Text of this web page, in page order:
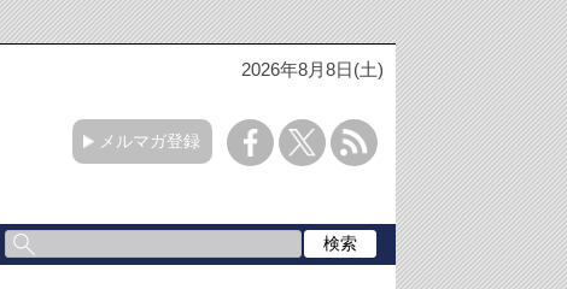
2026年8月8日(土)
メルマガ登録